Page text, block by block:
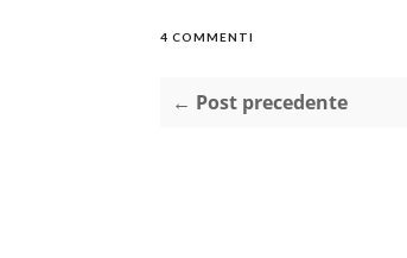
4 COMMENTI
← Post precedente